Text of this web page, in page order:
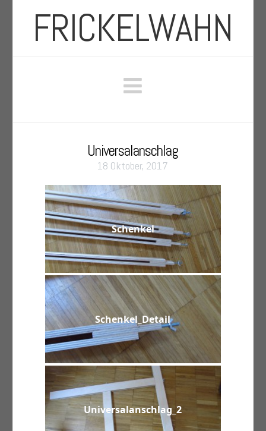
FRICKELWAHN
Navigation
Universalanschlag
18 Oktober, 2017
Schenkel
Schenkel_Detail
Universalanschlag_2